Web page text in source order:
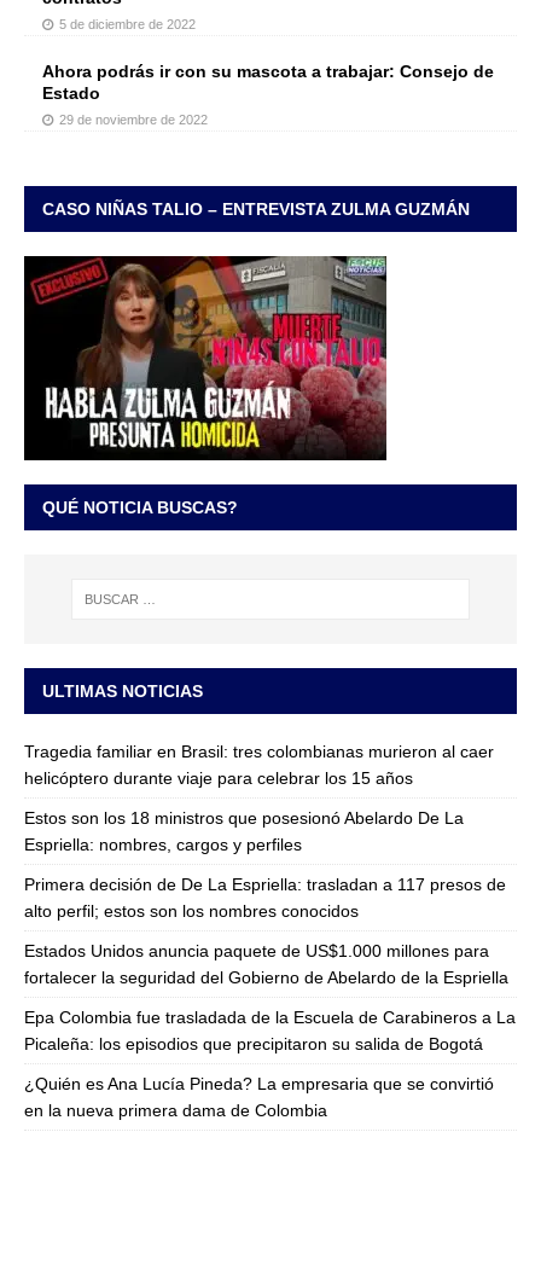
5 de diciembre de 2022
Ahora podrás ir con su mascota a trabajar: Consejo de
Estado
29 de noviembre de 2022
CASO NIÑAS TALIO – ENTREVISTA ZULMA GUZMÁN
QUÉ NOTICIA BUSCAS?
ULTIMAS NOTICIAS
Tragedia familiar en Brasil: tres colombianas murieron al caer
helicóptero durante viaje para celebrar los 15 años
Estos son los 18 ministros que posesionó Abelardo De La
Espriella: nombres, cargos y perfiles
Primera decisión de De La Espriella: trasladan a 117 presos de
alto perfil; estos son los nombres conocidos
Estados Unidos anuncia paquete de US$1.000 millones para
fortalecer la seguridad del Gobierno de Abelardo de la Espriella
Epa Colombia fue trasladada de la Escuela de Carabineros a La
Picaleña: los episodios que precipitaron su salida de Bogotá
¿Quién es Ana Lucía Pineda? La empresaria que se convirtió
en la nueva primera dama de Colombia